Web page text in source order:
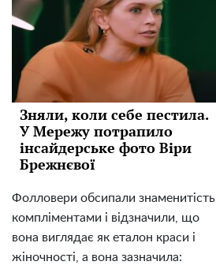
Зняли, коли себе пестила.
У Мережу потрапило
інсайдерське фото Віри
Брежнєвої
Фолловери обсипали знаменитість
компліментами і відзначили, що
вона виглядає як еталон краси і
жіночності, а вона зазначила: